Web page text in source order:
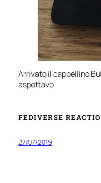
Arrivato il cappellino
aspettavo
FEDIVERSE
27/07/2019